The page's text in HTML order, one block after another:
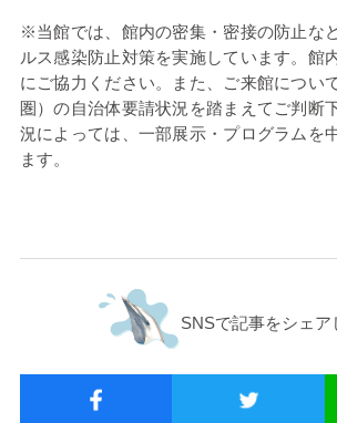
※当館では、館内の密集・密接の防止な
ルス感染防止対策を実施しています。館
にご協力ください。また、ご来館につい
圏）の自治体要請状況を踏まえてご判断
況によっては、一部展示・プログラムを
ます。
SNSで記事をシェア